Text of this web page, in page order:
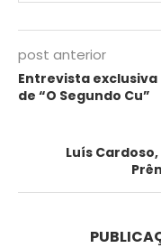
post anterior
Entrevista
de “O Segundo Cu”
Luís